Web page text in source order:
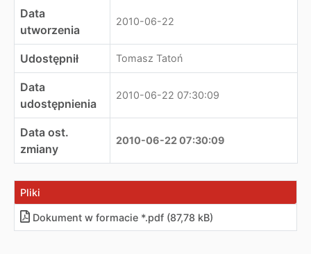
Data
utworzenia
2010-06-22
Udostępnił Tomasz Tatoń
Data
udostępnienia
2010-06-22 07:30:09
Data ost.
zmiany
2010-06-22 07:30:09
Pliki
Dokument w formacie *.pdf (87,78 kB)